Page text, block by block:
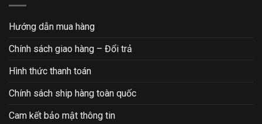
Hướng dẫn mua hàng
Chính sách giao hàng – Đổi trả
Hình thức thanh toán
Chính sách ship hàng toàn quốc
Cam kết bảo mật thông tin